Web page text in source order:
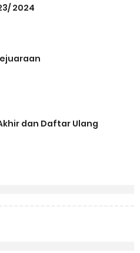
2024
dan Daftar Ulang